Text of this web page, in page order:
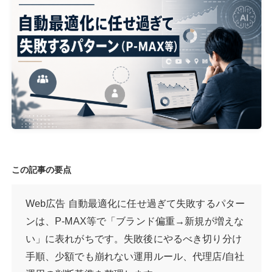
この記事の要点
Web広告 自動最適化に任せ過ぎて失敗するパター
ンは、P-MAX等で「ブランド偏重→新規が増えな
い」に表れがちです。失敗後にやるべき切り分け
手順、少額でも崩れない運用ルール、代理店/自社